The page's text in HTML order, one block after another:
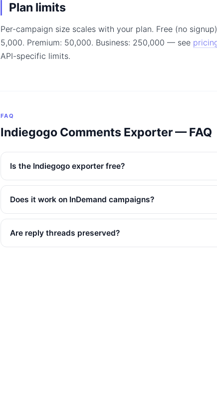
Plan limits
Per-campaign size scales with your plan. Free (no
5,000. Premium: 50,000. Business: 250,000 — see
API-specific limits.
FAQ
Indiegogo Comments Exporter — FAQ
Is the Indiegogo exporter free?
Does it work on InDemand campaigns?
Are reply threads preserved?